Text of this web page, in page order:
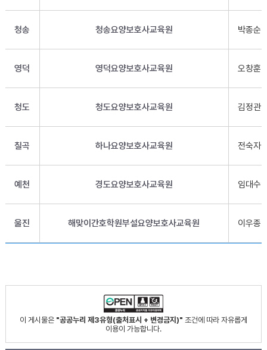
청송 청송요양보호사교육원 박종순
영덕 영덕요양보호사교육원 오창훈
청도 청도요양보호사교육원 김정관
칠곡 하나요양보호사교육원 전숙자
예천 경도요양보호사교육원 임대수
울진 해맞이간호학원부설요양보호사교육원 이우종
이 게시물은 "공공누리 제3유형(출처표시 + 변경금지)" 조건에 따라 자유롭게
이용이 가능합니다.